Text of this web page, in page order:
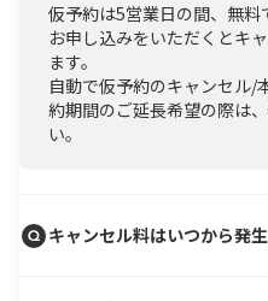
仮予約は5営業日の間、無料
お申し込みをいただくとキ
ます。
自動で仮予約のキャンセル/
約期間のご延長希望の際は
い。
キャンセル料はいつから発